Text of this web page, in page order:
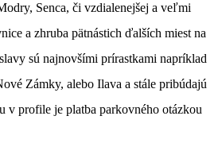
Senca, či vzdialenejšej a veľmi
a zhruba pätnástich ďalších miest na
sú najnovšími prírastkami napríklad
Zámky, alebo Ilava a stále pribúdajú
v profile je platba parkovného otázkou